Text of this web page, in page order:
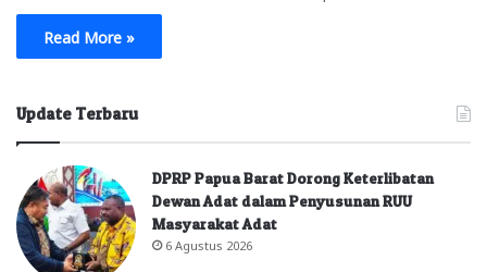
Read More »
Update Terbaru
DPRP Papua Barat Dorong Keterlibatan
Dewan Adat dalam Penyusunan RUU
Masyarakat Adat
6 Agustus 2026